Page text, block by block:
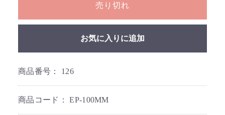
売り切れ
お気に入りに追加
商品番号： 126
商品コード：EP-100MM